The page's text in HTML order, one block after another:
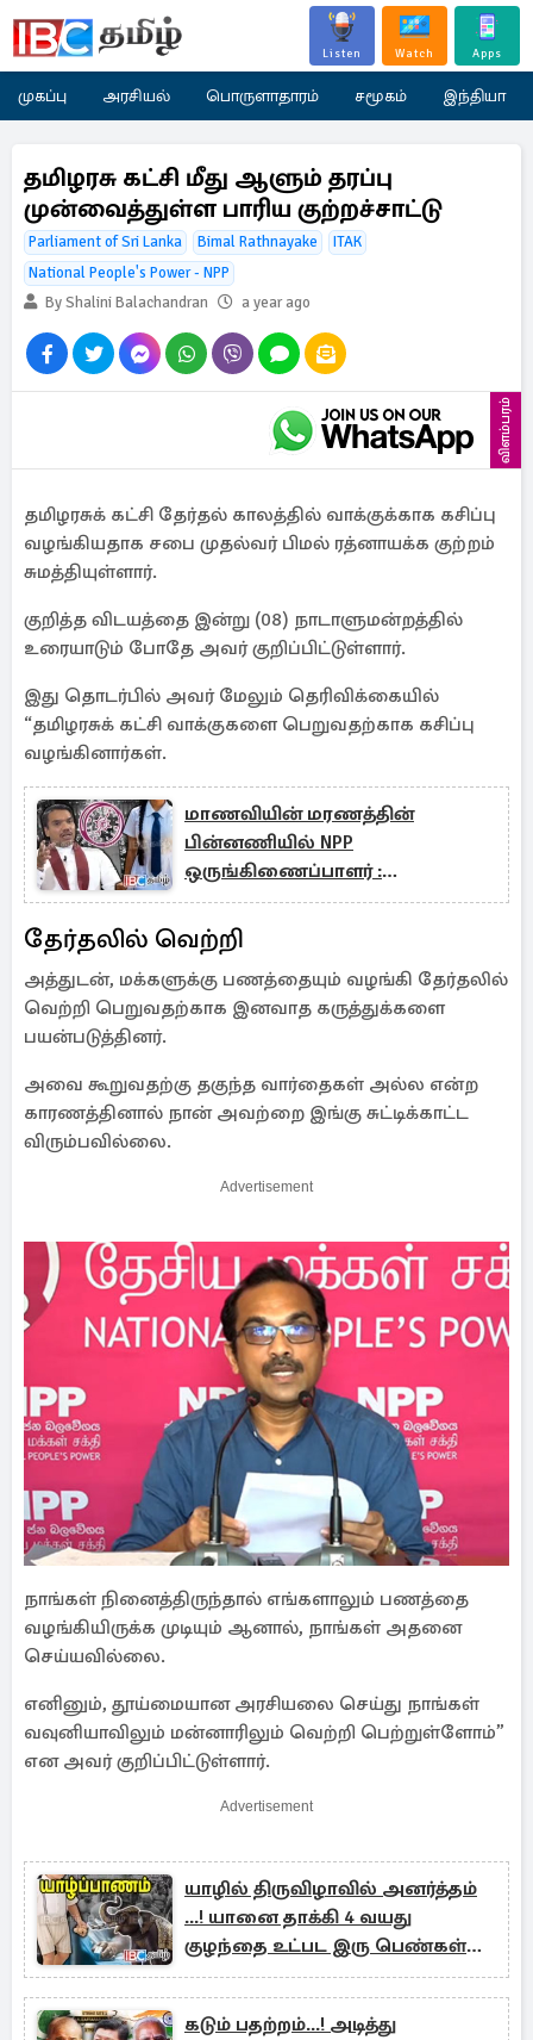
Listen Watch Apps
முகப்பு அரசியல் பொருளாதாரம் சமூகம் இந்தியா
தமிழரசு கட்சி மீது ஆளும் தரப்பு
முன்வைத்துள்ள பாரிய குற்றச்சாட்டு
Parliament of Sri Lanka Bimal Rathnayake
ITAK
National People's Power - NPP
By Shalini Balachandran
a year ago
விளம்பரம்
தமிழரசுக் கட்சி தேர்தல் காலத்தில் வாக்குக்காக கசிப்பு
வழங்கியதாக சபை முதல்வர் பிமல் ரத்னாயக்க குற்றம்
சுமத்தியுள்ளார்.
குறித்த விடயத்தை இன்று (08) நாடாளுமன்றத்தில்
உரையாடும் போதே அவர் குறிப்பிட்டுள்ளார்.
இது தொடர்பில் அவர் மேலும் தெரிவிக்கையில்
“தமிழரசுக் கட்சி வாக்குகளை பெறுவதற்காக கசிப்பு
வழங்கினார்கள்.
மாணவியின் மரணத்தின்
பின்னணியில் NPP
ஒருங்கிணைப்பாளர் :
அம்பலப்படுத்திய நாமல்
தேர்தலில் வெற்றி
அத்துடன், மக்களுக்கு பணத்தையும் வழங்கி தேர்தலில்
வெற்றி பெறுவதற்காக இனவாத கருத்துக்களை
பயன்படுத்தினர்.
அவை கூறுவதற்கு தகுந்த வார்தைகள் அல்ல என்ற
காரணத்தினால் நான் அவற்றை இங்கு சுட்டிக்காட்ட
விரும்பவில்லை.
Advertisement
நாங்கள் நினைத்திருந்தால் எங்களாலும் பணத்தை
வழங்கியிருக்க முடியும் ஆனால், நாங்கள் அதனை
செய்யவில்லை.
எனினும், தூய்மையான அரசியலை செய்து நாங்கள்
வவுனியாவிலும் மன்னாரிலும் வெற்றி பெற்றுள்ளோம்”
என அவர் குறிப்பிட்டுள்ளார்.
Advertisement
யாழில் திருவிழாவில் அனர்த்தம்
...! யானை தாக்கி 4 வயது
குழந்தை உட்பட இரு பெண்கள்
காயம்
கடும் பதற்றம்...! அடித்து